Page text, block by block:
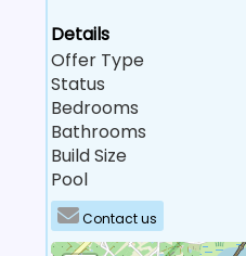
Details
Offer Type
Status
Bedrooms
Bathrooms
Build Size
Pool
Contact us